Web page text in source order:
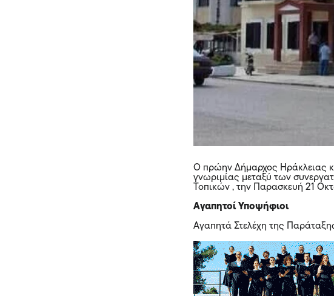
Ο πρώην Δήμαρχος Ηράκλειας
γνωριμίας μεταξύ των
Τοπικών , την Παρασκευή 21
Αγαπητοί Υποψήφιοι
Αγαπητά Στελέχη της